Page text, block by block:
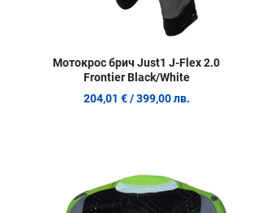
Мотокрос брич Just1 J-Flex 2.0
Frontier Black/White
204,01 € / 399,00 лв.